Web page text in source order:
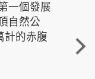
一個發展
自然公
計的赤腹
重
走進